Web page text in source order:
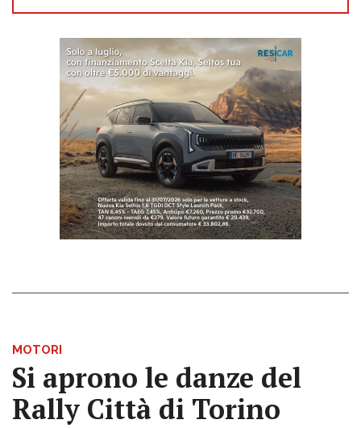
MOTORI
Si aprono le danze del
Rally Città di Torino